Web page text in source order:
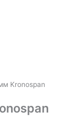
Kronospan